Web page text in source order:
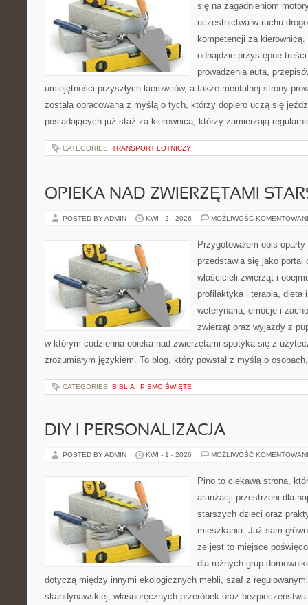
się na zagadnieniom
uczestnictwa w ruchu
kompetencji za
odnajdzie przystępne
prowadzenia auta,
umiejętności przyszłych kierowców, a także mentalnej strony
została opracowana z myślą o tych, którzy dopiero uczą się
posiadających już staż za kierownicą, którzy zamierzają
CATEGORIES: TRANSPORT LOTNICZY
OPIEKA NAD ZWIERZĘTAMI
POSTED BY ADMIN KWI - 2 - 2026 MOŻLIWOŚĆ
Przygotowałem opis
przedstawia się jako portal
właścicieli zwierząt i
profilaktyka i terapia, dieta
weterynaria, emocje i
zwierząt oraz wyjazdy z
w którym codzienna opieka nad zwierzętami spotyka się z
zrozumiałym językiem. To blog, który powstał z myślą o
CATEGORIES: BIBLIA I PISMO ŚWIĘTE
DIY I PERSONALIZACJA
POSTED BY ADMIN KWI - 1 - 2026 MOŻLIWOŚĆ
Pino to ciekawa strona,
aranżacji przestrzeni dla
starszych dzieci oraz
mieszkania. Już sam
że jest to miejsce
dla różnych grup
dotyczą między innymi ekologicznych mebli, szaf z
skandynawskiej, własnoręcznych przeróbek oraz